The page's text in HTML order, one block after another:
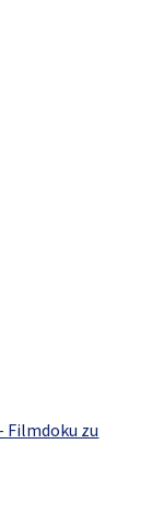
Filmdoku zu